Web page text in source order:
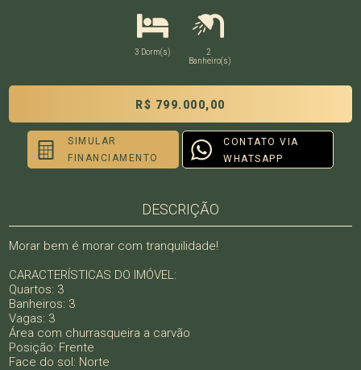
3 Dorm(s)
2
Banheiro(s)
R$ 799.000,00
SIMULAR
FINANCIAMENTO
CONTATO VIA
WHATSAPP
DESCRIÇÃO
Morar bem é morar com tranquilidade!
CARACTERÍSTICAS DO IMÓVEL:
Quartos: 3
Banheiros: 3
Vagas: 3
Área com churrasqueira a carvão
Posição: Frente
Face do sol: Norte